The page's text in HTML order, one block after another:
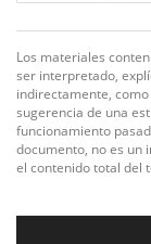
Los materiales
ser interpretado,
indirectamente,
sugerencia de una
funcionamiento
documento, no es un
el contenido total del